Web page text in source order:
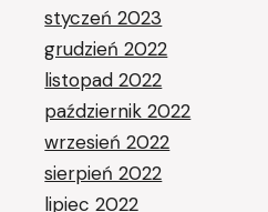
styczeń 2023
grudzień 2022
listopad 2022
październik 2022
wrzesień 2022
sierpień 2022
lipiec 2022